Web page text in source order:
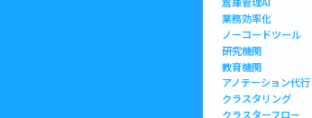
業務効率化
ノーコードツール
研究機関
教育機関
アノテーション代行
クラスタリング
クラスターフロー